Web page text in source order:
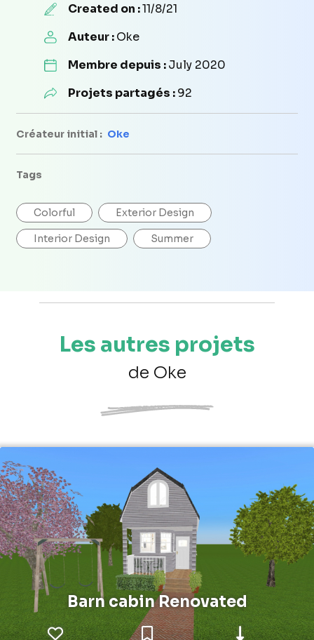
Created on :11/8/21
Auteur :Oke
Membre depuis :July 2020
Projets partagés :92
Créateur initial : Oke
Tags
Colorful Exterior Design
Interior Design Summer
Les autres projets
de Oke
Barn cabin Renovated